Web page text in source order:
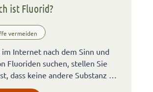
ist Fluorid?
vermeiden
im Internet nach dem Sinn und
Fluoriden suchen, stellen Sie
dass keine andere Substanz …